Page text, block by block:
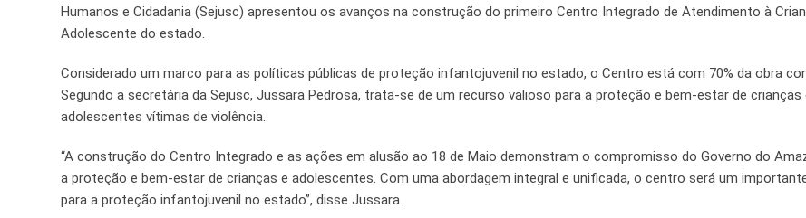
Humanos e Cidadania (Sejusc) apresentou os avanços na construção do primeiro Centro Integrado de Atendimento à
Adolescente do estado.
Considerado um marco para as políticas públicas de proteção infantojuvenil no estado, o Centro está com 70% da obra
Segundo a secretária da Sejusc, Jussara Pedrosa, trata-se de um recurso valioso para a proteção e bem-estar de crianças
adolescentes vítimas de violência.
“A construção do Centro Integrado e as ações em alusão ao 18 de Maio demonstram o compromisso do Governo do
a proteção e bem-estar de crianças e adolescentes. Com uma abordagem integral e unificada, o centro será um
para a proteção infantojuvenil no estado”, disse Jussara.